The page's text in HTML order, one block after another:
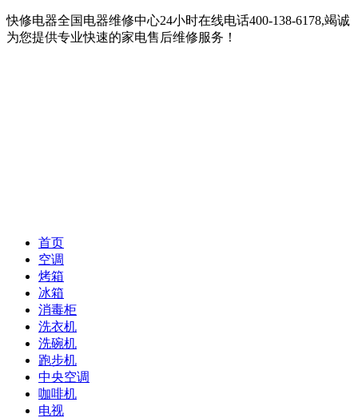
快修电器全国电器维修中心24小时在线电话400-138-6178,竭诚
为您提供专业快速的家电售后维修服务！
首页
空调
烤箱
冰箱
消毒柜
洗衣机
洗碗机
跑步机
中央空调
咖啡机
电视